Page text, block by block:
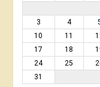
3
4
10
11
17
18
24
25
31